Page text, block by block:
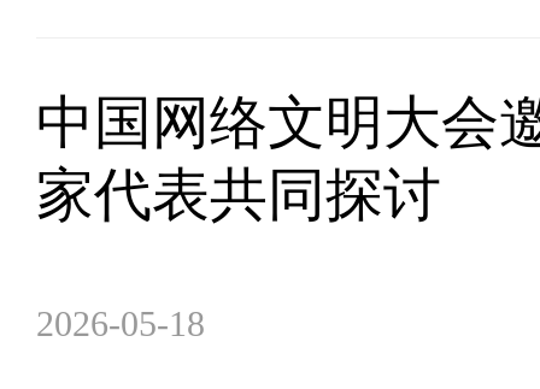
中国网络文明大会
家代表共同探讨
2026-05-18